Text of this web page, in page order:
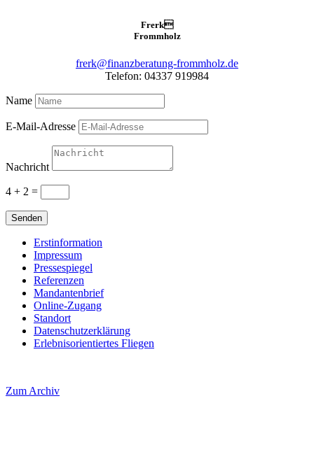
Frerk
Frommholz
frerk@finanzberatung-frommholz.de
Telefon: 04337 919984
Name
E-Mail-Adresse
Nachricht
4 + 2 =
Senden
Erstinformation
Impressum
Pressespiegel
Referenzen
Mandantenbrief
Online-Zugang
Standort
Datenschutzerklärung
Erlebnisorientiertes Fliegen
Zum Archiv